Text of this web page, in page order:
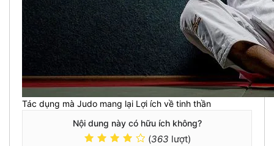
Tác dụng mà Judo mang lại Lợi ích về tinh thần
Nội dung này có hữu ích không?
(363 lượt)